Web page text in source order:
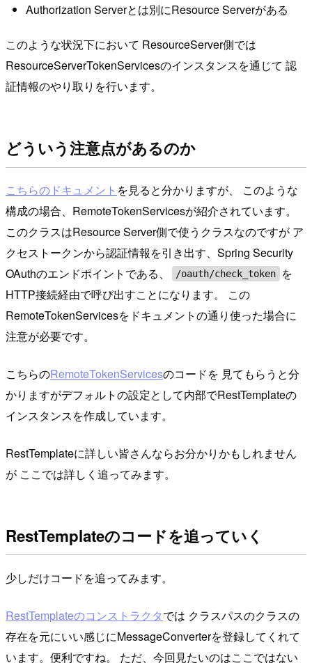
Authorization Serverとは別にResource Serverがある
このような状況下において ResourceServer側では
ResourceServerTokenServicesのインスタンスを通じて 認
証情報のやり取りを行います。
どういう注意点があるのか
こちらのドキュメント を見ると分かりますが、 このような
構成の場合、RemoteTokenServicesが紹介されています。
このクラスはResource Server側で使うクラスなのですが ア
クセストークンから認証情報を引き出す、Spring Security
OAuthのエンドポイントである、
/oauth/check_token
を
HTTP接続経由で呼び出すことになります。 この
RemoteTokenServicesをドキュメントの通り使った場合に
注意が必要です。
こちらのRemoteTokenServicesのコードを 見てもらうと分
かりますがデフォルトの設定として内部でRestTemplateの
インスタンスを作成しています。
RestTemplateに詳しい皆さんならお分かりかもしれません
が ここでは詳しく追ってみます。
RestTemplateのコードを追っていく
少しだけコードを追ってみます。
RestTemplateのコンストラクタでは クラスパスのクラスの
存在を元にいい感じにMessageConverterを登録してくれて
います。便利ですね。 ただ、今回見たいのはここではない